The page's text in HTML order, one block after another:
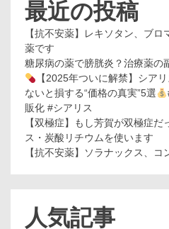
最近の投稿
【抗不安薬】レキソタン、ブ
薬です
糖尿病の薬で膀胱炎？治療薬の
【2025年ついに解禁】シア
ないと損する“価格の真実”5選
販化 #シアリス
【双極症】もし芳賀が双極症
ス・炭酸リチウムを使います
【抗不安薬】ソラナックス、
人気記事